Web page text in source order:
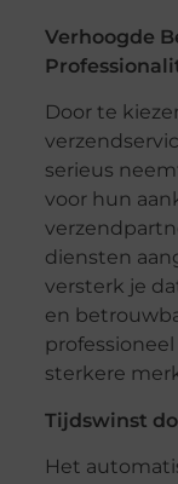
Verhoogde
Door te
serieus
voor hun
diensten
versterk je
en
sterkere
Tijdswinst
Het